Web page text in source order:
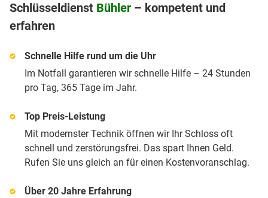
Schlüsseldienst Bühler – kompetent und
erfahren
Schnelle Hilfe rund um die Uhr
Im Notfall garantieren wir schnelle Hilfe – 24 Stunden
pro Tag, 365 Tage im Jahr.
Top Preis-Leistung
Mit modernster Technik öffnen wir Ihr Schloss oft
schnell und zerstörungsfrei. Das spart Ihnen Geld.
Rufen Sie uns gleich an für einen Kostenvoranschlag.
Über 20 Jahre Erfahrung